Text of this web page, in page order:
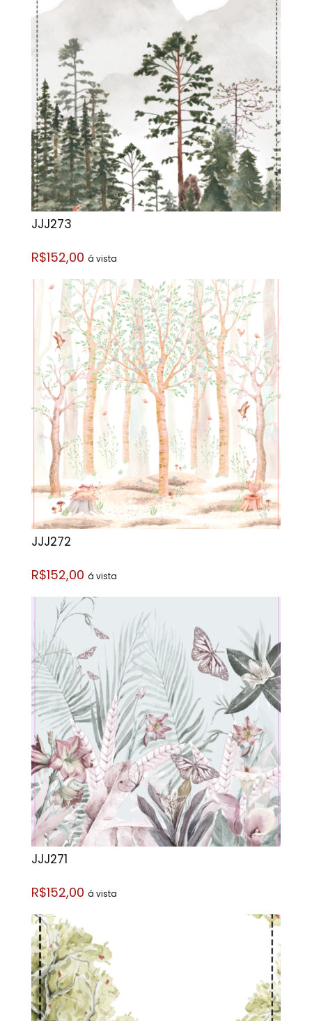
JJJ273
R$152,00 á vista
JJJ272
R$152,00 á vista
JJJ271
R$152,00 á vista